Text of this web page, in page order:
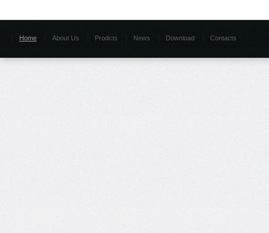
Home About Us Prodcts News Download Contacts